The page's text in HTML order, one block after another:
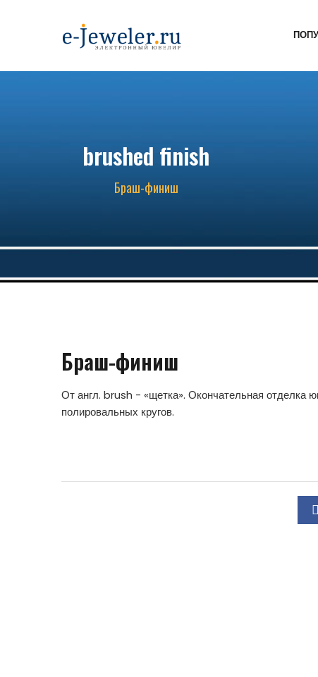
brushed finish
Браш-финиш
Браш-финиш
От англ. brush - «щетка». Окончательная
полировальных кругов.